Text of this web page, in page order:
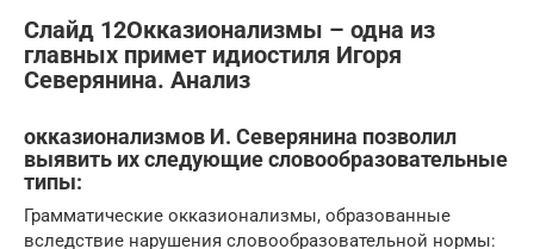
Слайд 12Окказионализмы – одна из
главных примет идиостиля Игоря
Северянина. Анализ
окказионализмов И. Северянина позволил
выявить их следующие словообразовательные
типы:
Грамматические окказионализмы, образованные
вследствие нарушения словообразовательной нормы: